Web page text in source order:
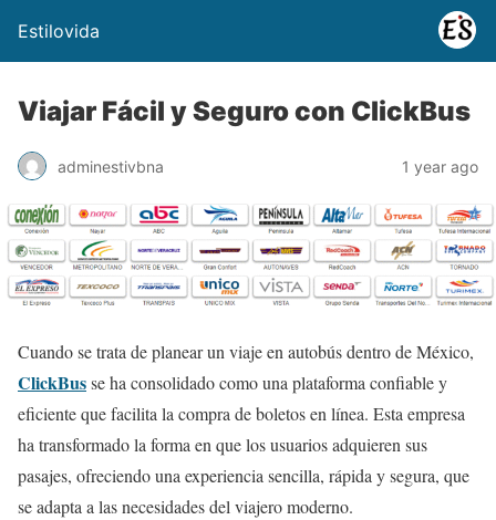
Estilovida
Viajar Fácil y Seguro con ClickBus
adminestivbna 1 year ago
Cuando se trata de planear un viaje en autobús dentro de México,
ClickBusse ha consolidado como una plataforma confiable y
eficiente que facilita la compra de boletos en línea. Esta empresa
ha transformado la forma en que los usuarios adquieren sus
pasajes, ofreciendo una experiencia sencilla, rápida y segura, que
se adapta a las necesidades del viajero moderno.